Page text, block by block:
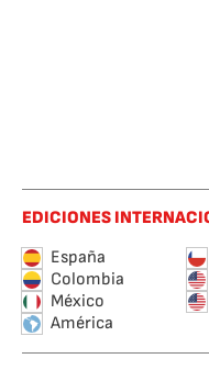
EDICIONES
España
Colombia
México
América